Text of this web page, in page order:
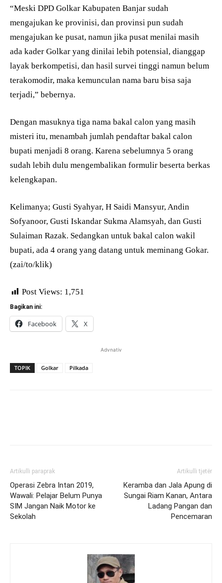
“Meski DPD Golkar Kabupaten Banjar sudah
mengajukan ke provinisi, dan provinsi pun sudah
mengajukan ke pusat, namun jika pusat menilai masih
ada kader Golkar yang dinilai lebih potensial, dianggap
layak berkompetisi, dan hasil survei tinggi namun belum
terakomodir, maka kemunculan nama baru bisa saja
terjadi,” bebernya.
Dengan masuknya tiga nama bakal calon yang masih
misteri itu, menambah jumlah pendaftar bakal calon
bupati menjadi 8 orang. Karena sebelumnya 5 orang
sudah lebih dulu mengembalikan formulir beserta berkas
kelengkapan.
Kelimanya; Gusti Syahyar, H Saidi Mansyur, Andin
Sofyanoor, Gusti Iskandar Sukma Alamsyah, dan Gusti
Sulaiman Razak. Sedangkan untuk bakal calon wakil
bupati, ada 4 orang yang datang untuk meminang Gokar.
(zai/to/klik)
Post Views: 1,751
Bagikan ini:
Facebook X
Advnativ
TOPIK Golkar Pilkada
Artikulli paraprak
Operasi Zebra Intan 2019,
Wawali: Pelajar Belum Punya
SIM Jangan Naik Motor ke
Sekolah
Artikulli tjetër
Keramba dan Jala Apung di
Sungai Riam Kanan, Antara
Ladang Pangan dan
Pencemaran